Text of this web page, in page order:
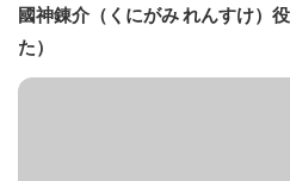
國神錬介（くにがみ れんすけ）
た）